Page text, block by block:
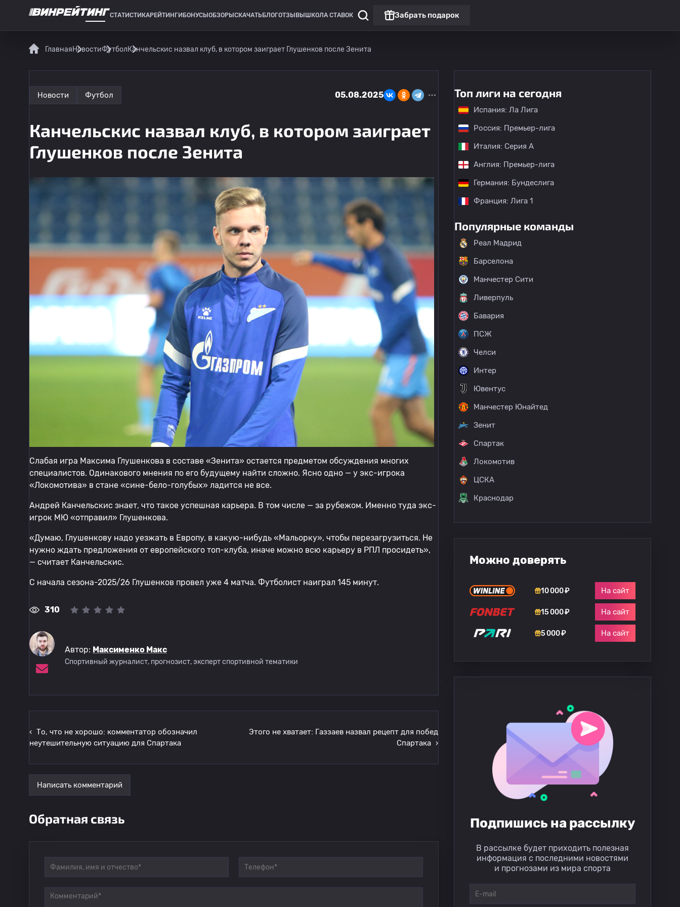
СТАТИСТИКАРЕЙТИНГИ БОНУСЫ ОБЗОРЫ СКАЧАТЬ БЛОГОТЗЫВЫ ШКОЛА СТАВОК Забрать подарок
ГлавнаяНовостиФутболКанчельскис назвал клуб, в котором заиграет Глушенков после Зенита
Новости Футбол 05.08.2025
Канчельскис назвал клуб, в котором заиграет
Глушенков после Зенита
Слабая игра Максима Глушенкова в составе «Зенита» остается предметом обсуждения многих
специалистов. Одинакового мнения по его будущему найти сложно. Ясно одно — у экс-игрока
«Локомотива» в стане «сине-бело-голубых» ладится не все.
Андрей Канчельскис знает, что такое успешная карьера. В том числе — за рубежом. Именно туда экс-
игрок МЮ «отправил» Глушенкова.
«Думаю, Глушенкову надо уезжать в Европу, в какую-нибудь «Мальорку», чтобы перезагрузиться. Не
нужно ждать предложения от европейского топ-клуба, иначе можно всю карьеру в РПЛ просидеть»,
— считает Канчельскис.
С начала сезона-2025/26 Глушенков провел уже 4 матча. Футболист наиграл 145 минут.
310
Автор: Максименко Макс
Спортивный журналист, прогнозист, эксперт спортивной тематики
‹ То, что не хорошо: комментатор обозначил
неутешительную ситуацию для Спартака
Этого не хватает: Газзаев назвал рецепт для побед
Спартака ›
Написать комментарий
Обратная связь
Топ лиги на сегодня
Испания: Ла Лига
Россия: Премьер-лига
Италия: Серия А
Англия: Премьер-лига
Германия: Бундеслига
Франция: Лига 1
Популярные команды
Реал Мадрид
Барселона
Манчестер Сити
Ливерпуль
Бавария
ПСЖ
Челси
Интер
Ювентус
Манчестер Юнайтед
Зенит
Спартак
Локомотив
ЦСКА
Краснодар
Можно доверять
10 000 ₽ На сайт
15 000 ₽ На сайт
5 000 ₽ На сайт
Подпишись на рассылку
В рассылке будет приходить полезная
информация с последними новостями
и прогнозами из мира спорта